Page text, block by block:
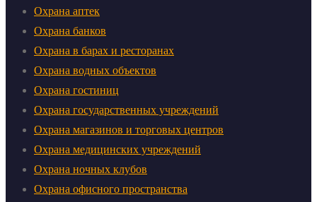
Охрана аптек
Охрана банков
Охрана в барах и ресторанах
Охрана водных объектов
Охрана гостиниц
Охрана государственных учреждений
Охрана магазинов и торговых центров
Охрана медицинских учреждений
Охрана ночных клубов
Охрана офисного пространства